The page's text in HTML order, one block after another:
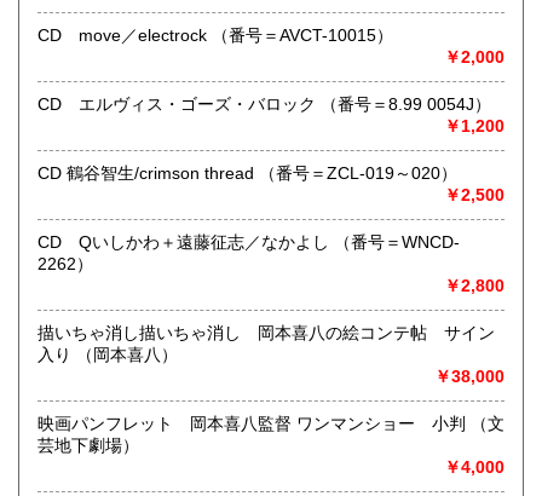
●商品の発送に際しては水濡れ対策等、丁寧な梱包を心掛けて
す。 ご容赦下さい。
●当店は古書以外にも様々な商品を取り扱っています。下記
沿線名：東急田園都市線
最寄駅：三軒茶屋駅北出口Aから下北沢方面へ6分 ゴリラビ
ルの向かい 小田急バス太子堂停留所前
営業時間：平日=10:00〜19:00 日曜・祭日=12:00～18:00
定休日：火曜日
書籍の買取について
店頭買取り、出張買取りを承っております。
お気軽にご相談下さい。
取り扱い分野
CD move／electrock （番号＝AVCT-10015）
￥2,000
CD エルヴィス・ゴーズ・バロック （番号＝8.99 0054J）
￥1,200
CD 鶴谷智生/crimson thread （番号＝ZCL-019～020）
￥2,500
CD Qいしかわ＋遠藤征志／なかよし （番号＝WNCD-
2262）
￥2,800
描いちゃ消し描いちゃ消し 岡本喜八の絵コンテ帖 サイン
入り （岡本喜八）
￥38,000
映画パンフレット 岡本喜八監督 ワンマンショー 小判 （文
芸地下劇場）
￥4,000